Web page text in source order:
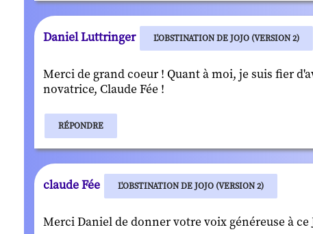
Daniel Luttringer L'OBSTINATION DE JOJO (VERSION 2)
Merci de grand coeur ! Quant à moi, je suis fier
novatrice, Claude Fée !
RÉPONDRE
claude Fée L'OBSTINATION DE JOJO (VERSION 2)
Merci Daniel de donner votre voix généreuse à